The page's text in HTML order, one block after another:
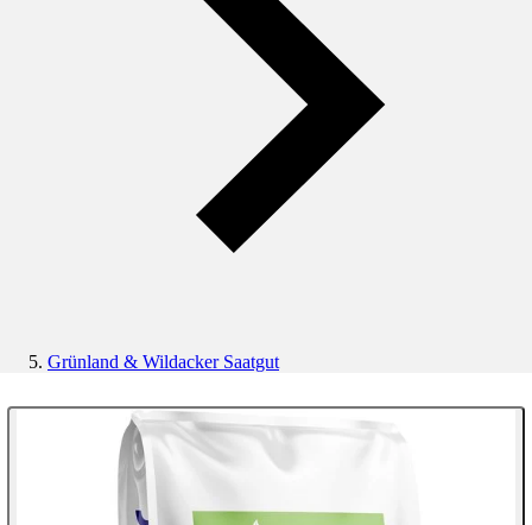
Grünland & Wildacker Saatgut